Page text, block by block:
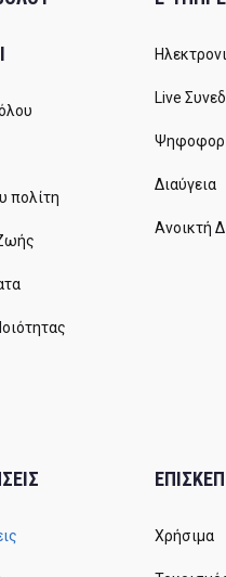
πολίτη
Live
Διαύγεια
Ανοικτή
Χρήσιμα